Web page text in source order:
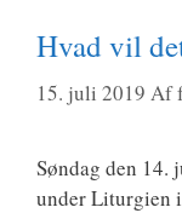
Hvad vil
15. juli 2019 Af
Søn­dag den 14.
under Litur­gi­en